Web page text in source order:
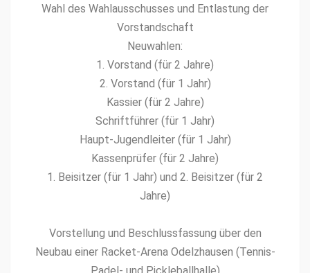
Wahl des Wahlauss­chuss­es und Ent­las­tung der
Vor­stand­schaft
Neuwahlen:
1. Vor­stand (für 2 Jahre)
2. Vor­stand (für 1 Jahr)
Kassier (für 2 Jahre)
Schrift­führer (für 1 Jahr)
Haupt-Jugendleit­er (für 1 Jahr)
Kassen­prüfer (für 2 Jahre)
1. Beisitzer (für 1 Jahr) und 2. Beisitzer (für 2
Jahre)
Vorstel­lung und Beschlussfas­sung über den
Neubau ein­er Rack­et-Are­na Odelzhausen (Ten­nis-
Padel- und Pick­le­ball­halle)